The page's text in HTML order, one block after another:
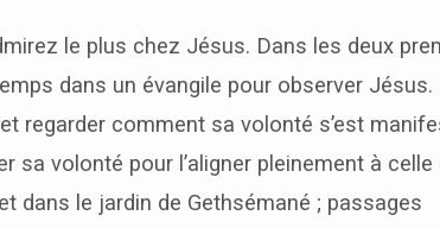
le plus chez Jésus. Dans les deux
dans un évangile pour observer Jésus.
regarder comment sa volonté s’est
sa volonté pour l’aligner pleinement à celle
dans le jardin de Gethsémané ; passages